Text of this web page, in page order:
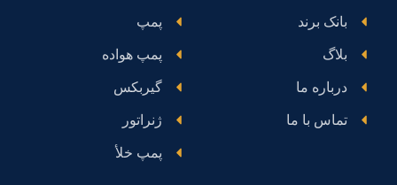
بانک برند
بلاگ
درباره ما
تماس با ما
پمپ
پمپ هواده
گیربکس
ژنراتور
پمپ خلأ